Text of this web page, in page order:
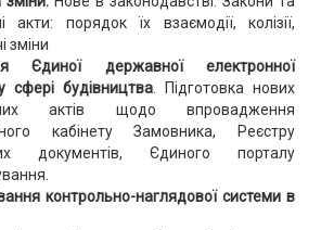
акти: порядок їх взаємодії, колізії,
зміни
Єдиної державної електронної
сфері будівництва . Підготовка нових
актів щодо впровадження
кабінету Замовника, Реєстру
документів, Єдиного порталу
контрольно-наглядової системи в